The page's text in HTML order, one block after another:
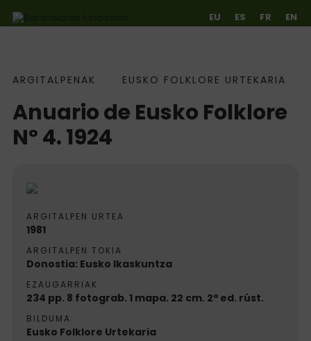
Ir directamente al contenido
EU ES FR EN
Argitalpenak
ARGITALPENAK EUSKO FOLKLORE URTEKARIA
Anuario de Eusko Folklore
Nº 4. 1924
ARGITALPEN URTEA
1981
ARGITALPEN TOKIA
Donostia: Eusko Ikaskuntza
EZAUGARRIAK
234 pp. 8 fotograb. 1 mapa. 22 cm. 2ª ed. rúst.
BILDUMA
Eusko Folklore Urtekaria